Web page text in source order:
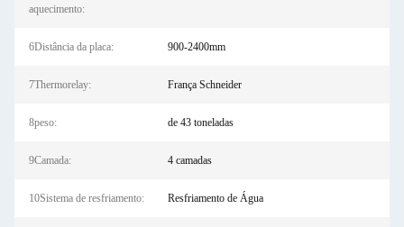
aquecimento:
6Distância da placa: 900-2400mm
7Thermorelay: França Schneider
8peso: de 43 toneladas
9Camada: 4 camadas
10Sistema de resfriamento: Resfriamento de Água